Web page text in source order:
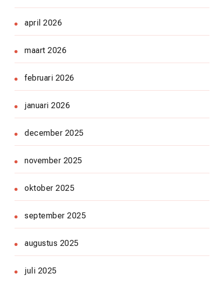
april 2026
maart 2026
februari 2026
januari 2026
december 2025
november 2025
oktober 2025
september 2025
augustus 2025
juli 2025